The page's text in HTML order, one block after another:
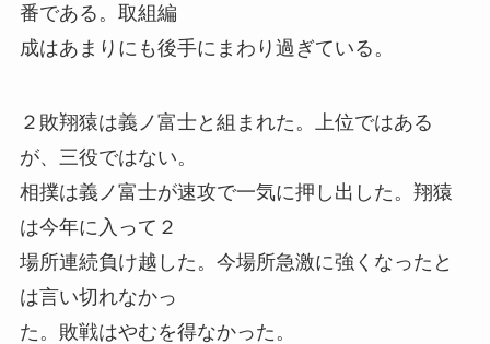
番である。取組編
成はあまりにも後手にまわり過ぎている。
２敗翔猿は義ノ富士と組まれた。上位ではある
が、三役ではない。
相撲は義ノ富士が速攻で一気に押し出した。翔猿
は今年に入って２
場所連続負け越した。今場所急激に強くなったと
は言い切れなかっ
た。敗戦はやむを得なかった。